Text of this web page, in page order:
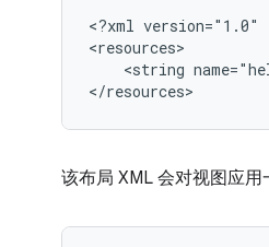
<?xml version="1.0"
<string
</resources>
该布局 XML 会对视图应用